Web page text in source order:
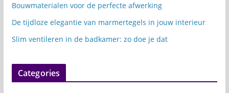
Bouwmaterialen voor de perfecte afwerking
De tijdloze elegantie van marmertegels in jouw interieur
Slim ventileren in de badkamer: zo doe je dat
Categories